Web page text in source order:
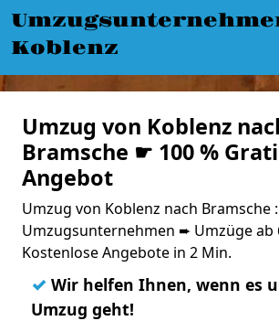
Koblenz
Umzug von Koblenz
Bramsche ☛ 100 %
Angebot
Umzug von Koblenz nach Bramsche
Umzugsunternehmen ➨ Umzüge ab
Kostenlose Angebote in 2 Min.
✓ Wir helfen Ihnen, wenn es
Umzug geht!